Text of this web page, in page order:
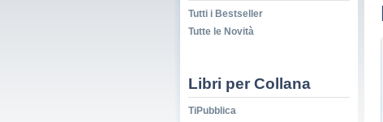
Tutti i Bestseller
Tutte le Novità
Libri per Collana
TiPubblica